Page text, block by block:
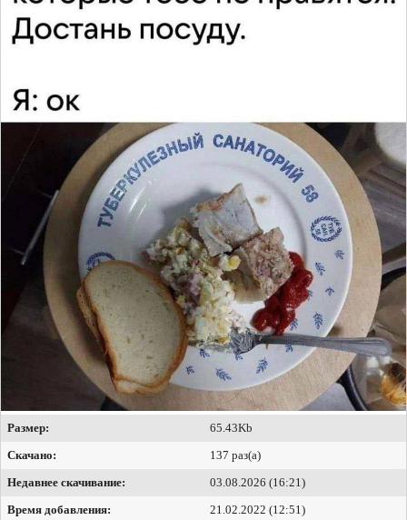
Размер:
65.43Kb
Скачано:
137 раз(а)
Недавнее скачивание:
03.08.2026 (16:21)
Время добавления:
21.02.2022 (12:51)